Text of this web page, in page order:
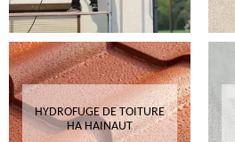
HYDROFUGE DE TOITURE
HA HAINAUT